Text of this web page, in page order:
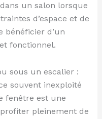
un salon lorsque
d’espace et de
bénéficier d’un
fonctionnel.
sous un escalier :
souvent inexploité
fenêtre est une
pleinement de